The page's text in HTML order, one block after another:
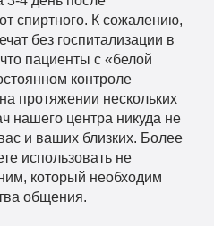
спиртного. К сожалению,
без госпитализации в
пациенты с «белой
контроле
протяжении нескольких
нашего центра никуда не
и ваших близких. Более
использовать не
который необходим
общения.